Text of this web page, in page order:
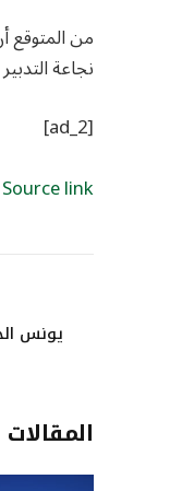
من المتوقع
نجاعة
[ad_2]
Source link
يونس
المقالات